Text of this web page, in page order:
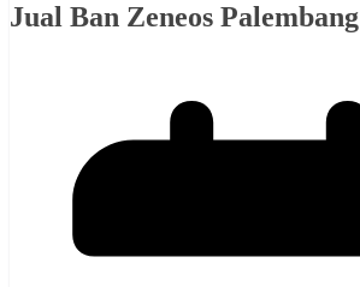
Jual Ban Zeneos Palembang